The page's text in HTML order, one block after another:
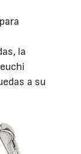
la
a su